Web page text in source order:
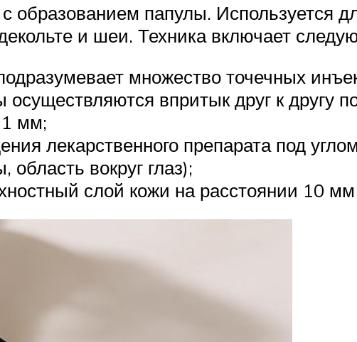
образованием папулы. Используется
и шеи. Техника включает
множество точечных
впритык друг к другу
мм;
лекарственного препарата под
вокруг глаз);
слой кожи на расстоянии 10 мм